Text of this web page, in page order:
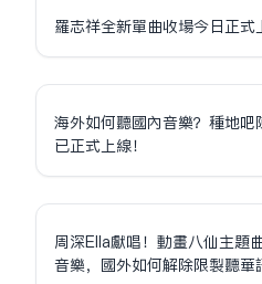
羅志祥全新單曲收場今日正式
海外如何聽國內音樂？種地
已正式上線！
周深Ella獻唱！動畫八仙主題
音樂，國外如何解除限制聽華